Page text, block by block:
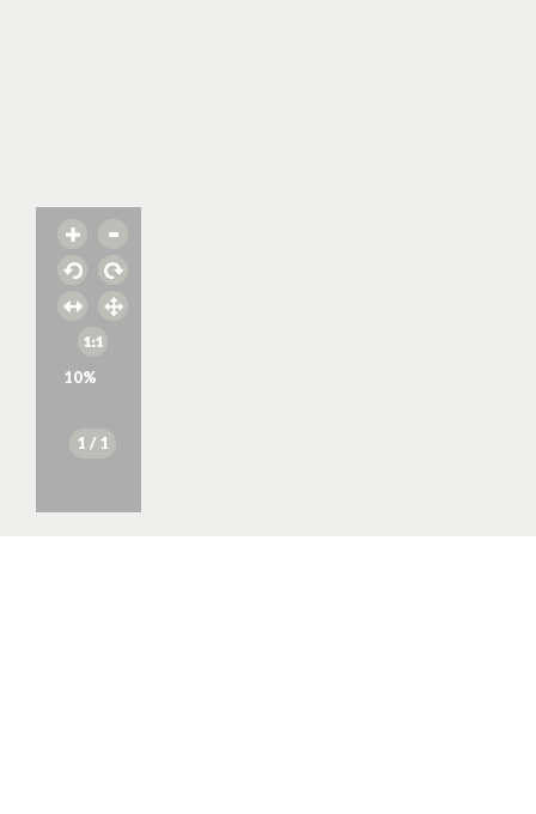
10%
1 / 1